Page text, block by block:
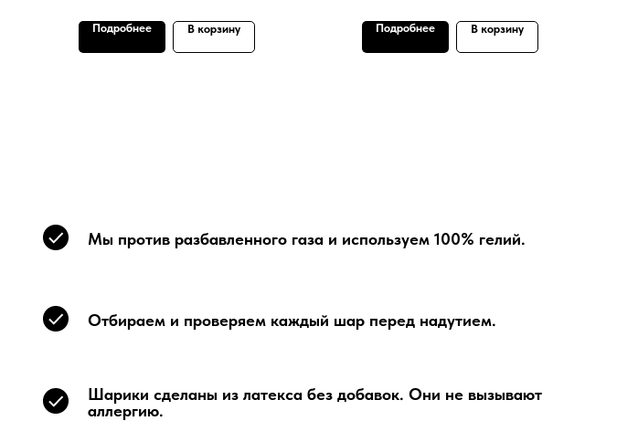
Подробнее В корзину Подробнее В корзину
Мы против разбавленного газа и используем 100% гелий.
Отбираем и проверяем каждый шар перед надутием.
Шарики сделаны из латекса без добавок. Они не вызывают
аллергию.